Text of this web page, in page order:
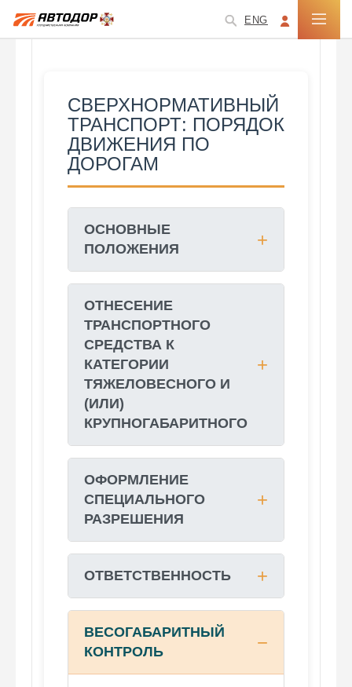
ENG
СВЕРХНОРМАТИВНЫЙ
ТРАНСПОРТ: ПОРЯДОК
ДВИЖЕНИЯ ПО
ДОРОГАМ
ОСНОВНЫЕ
ПОЛОЖЕНИЯ
ОТНЕСЕНИЕ
ТРАНСПОРТНОГО
СРЕДСТВА К
КАТЕГОРИИ
ТЯЖЕЛОВЕСНОГО И
(ИЛИ)
КРУПНОГАБАРИТНОГО
ОФОРМЛЕНИЕ
СПЕЦИАЛЬНОГО
РАЗРЕШЕНИЯ
ОТВЕТСТВЕННОСТЬ
ВЕСОГАБАРИТНЫЙ
КОНТРОЛЬ